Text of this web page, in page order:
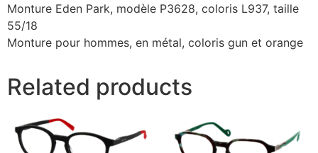
Monture Eden Park, modèle P3628, coloris L937, taille
55/18
Monture pour hommes, en métal, coloris gun et orange
Related products